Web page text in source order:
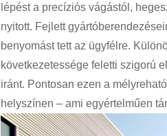
lépést a precíziós vágástól,
nyitott. Fejlett
benyomást tett az ügyfélre.
következetessége feletti szigorú
iránt. Pontosan ezen a
helyszínen – ami egyértelműen